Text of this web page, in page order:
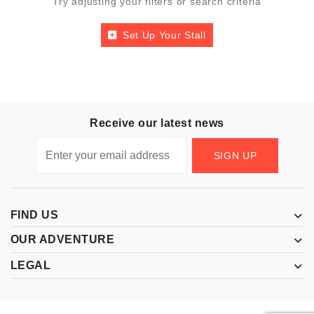
Set Up Your Stall
Receive our latest news
SIGN UP
FIND US
OUR ADVENTURE
LEGAL